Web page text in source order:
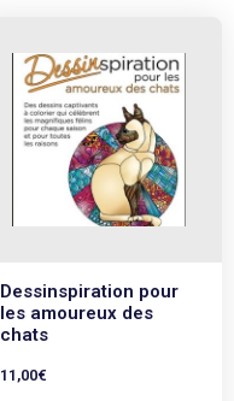
Dessinspiration pour
les amoureux des
chats
11,00€